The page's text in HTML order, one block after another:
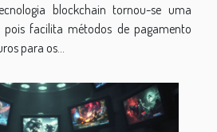
blockchain tornou-se uma
pois facilita métodos de pagamento
para os...